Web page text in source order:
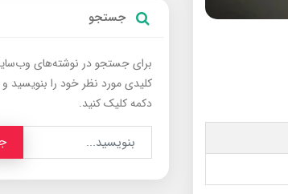
جستجو
برای جستجو در نوشته‌های
کلیدی مورد نظر خود را بنویسید
دکمه کلیک کنید.